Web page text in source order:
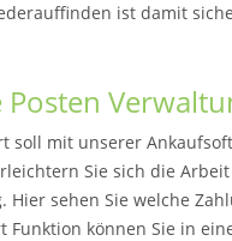
ist damit
soll mit unserer
Sie sich die
Hier sehen Sie welche
Funktion können Sie in